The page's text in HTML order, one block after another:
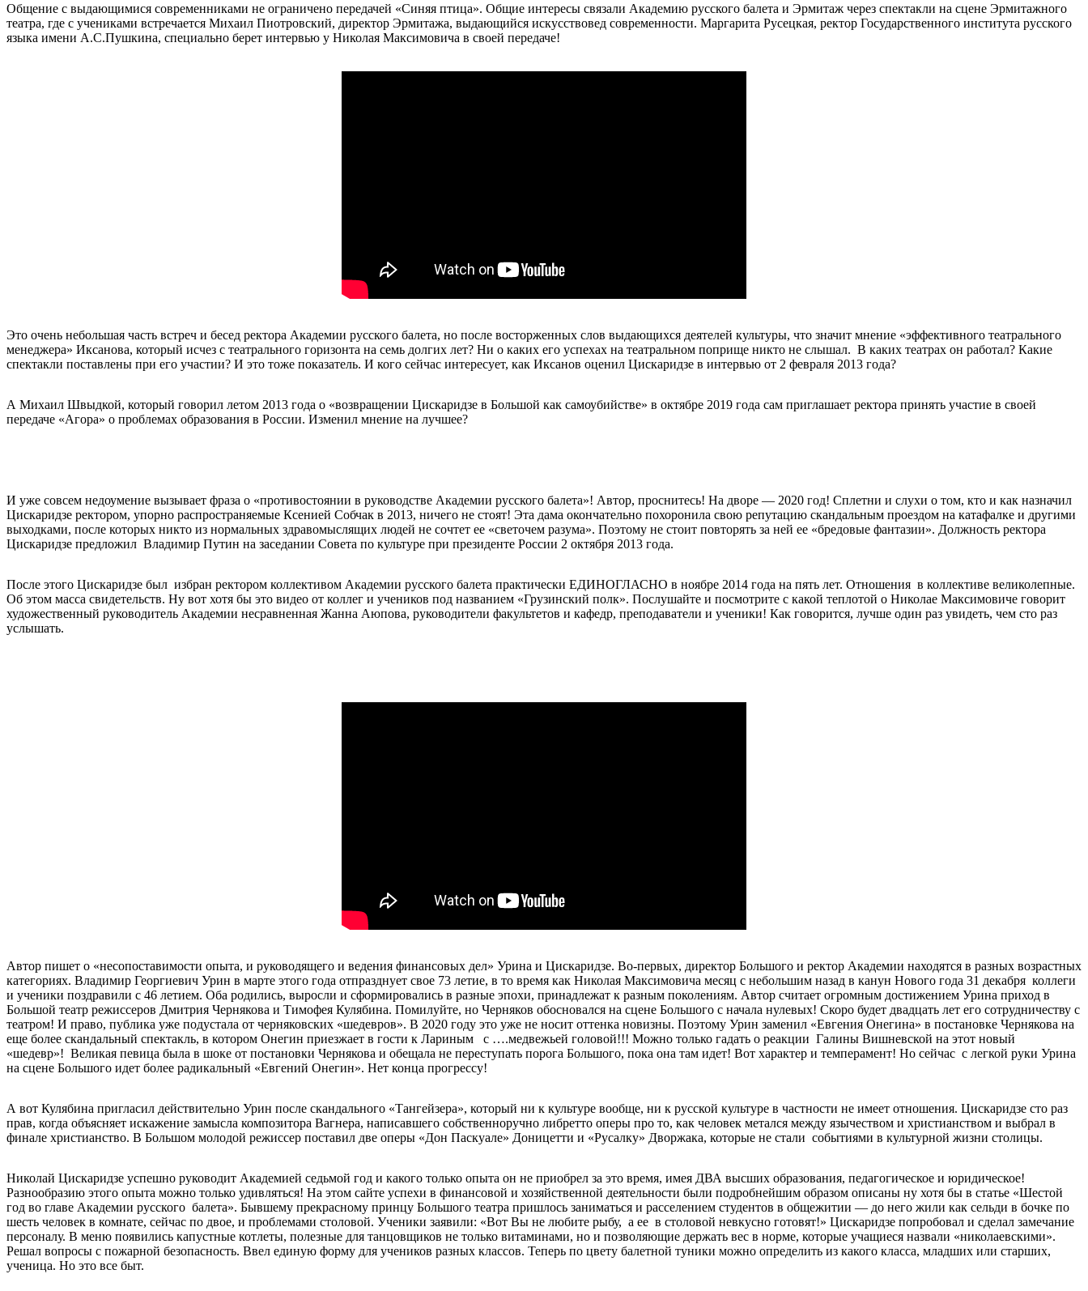
Общение с выдающимися современниками не ограничено передачей «Синяя птица». Общие интересы связали Академию русского балета и Эрмитаж через спектакли на сцене Эрмитажного
театра, где с учениками встречается Михаил Пиотровский, директор Эрмитажа, выдающийся искусствовед современности. Маргарита Русецкая, ректор Государственного института русского
языка имени А.С.Пушкина, специально берет интервью у Николая Максимовича в своей передаче!
Это очень небольшая часть встреч и бесед ректора Академии русского балета, но после восторженных слов выдающихся деятелей культуры, что значит мнение «эффективного театрального
менеджера» Иксанова, который исчез с театрального горизонта на семь долгих лет? Ни о каких его успехах на театральном поприще никто не слышал. В каких театрах он работал? Какие
спектакли поставлены при его участии? И это тоже показатель. И кого сейчас интересует, как Иксанов оценил Цискаридзе в интервью от 2 февраля 2013 года?
А Михаил Швыдкой, который говорил летом 2013 года о «возвращении Цискаридзе в Большой как самоубийстве» в октябре 2019 года сам приглашает ректора принять участие в своей
передаче «Агора» о проблемах образования в России. Изменил мнение на лучшее?
И уже совсем недоумение вызывает фраза о «противостоянии в руководстве Академии русского балета»! Автор, проснитесь! На дворе — 2020 год! Сплетни и слухи о том, кто и как назначил
Цискаридзе ректором, упорно распространяемые Ксенией Собчак в 2013, ничего не стоят! Эта дама окончательно похоронила свою репутацию скандальным проездом на катафалке и другими
выходками, после которых никто из нормальных здравомыслящих людей не сочтет ее «светочем разума». Поэтому не стоит повторять за ней ее «бредовые фантазии». Должность ректора
Цискаридзе предложил Владимир Путин на заседании Совета по культуре при президенте России 2 октября 2013 года.
После этого Цискаридзе был избран ректором коллективом Академии русского балета практически ЕДИНОГЛАСНО в ноябре 2014 года на пять лет. Отношения в коллективе великолепные.
Об этом масса свидетельств. Ну вот хотя бы это видео от коллег и учеников под названием «Грузинский полк». Послушайте и посмотрите с какой теплотой о Николае Максимовиче говорит
художественный руководитель Академии несравненная Жанна Аюпова, руководители факультетов и кафедр, преподаватели и ученики! Как говорится, лучше один раз увидеть, чем сто раз
услышать.
Автор пишет о «несопоставимости опыта, и руководящего и ведения финансовых дел» Урина и Цискаридзе. Во-первых, директор Большого и ректор Академии находятся в разных возрастных
категориях. Владимир Георгиевич Урин в марте этого года отпразднует свое 73 летие, в то время как Николая Максимовича месяц с небольшим назад в канун Нового года 31 декабря коллеги
и ученики поздравили с 46 летием. Оба родились, выросли и сформировались в разные эпохи, принадлежат к разным поколениям. Автор считает огромным достижением Урина приход в
Большой театр режиссеров Дмитрия Чернякова и Тимофея Кулябина. Помилуйте, но Черняков обосновался на сцене Большого с начала нулевых! Скоро будет двадцать лет его сотрудничеству с
театром! И право, публика уже подустала от черняковских «шедевров». В 2020 году это уже не носит оттенка новизны. Поэтому Урин заменил «Евгения Онегина» в постановке Чернякова на
еще более скандальный спектакль, в котором Онегин приезжает в гости к Лариным с ….медвежьей головой!!! Можно только гадать о реакции Галины Вишневской на этот новый
«шедевр»! Великая певица была в шоке от постановки Чернякова и обещала не переступать порога Большого, пока она там идет! Вот характер и темперамент! Но сейчас с легкой руки Урина
на сцене Большого идет более радикальный «Евгений Онегин». Нет конца прогрессу!
А вот Кулябина пригласил действительно Урин после скандального «Тангейзера», который ни к культуре вообще, ни к русской культуре в частности не имеет отношения. Цискаридзе сто раз
прав, когда объясняет искажение замысла композитора Вагнера, написавшего собственноручно либретто оперы про то, как человек метался между язычеством и христианством и выбрал в
финале христианство. В Большом молодой режиссер поставил две оперы «Дон Паскуале» Доницетти и «Русалку» Дворжака, которые не стали событиями в культурной жизни столицы.
Николай Цискаридзе успешно руководит Академией седьмой год и какого только опыта он не приобрел за это время, имея ДВА высших образования, педагогическое и юридическое!
Разнообразию этого опыта можно только удивляться! На этом сайте успехи в финансовой и хозяйственной деятельности были подробнейшим образом описаны ну хотя бы в статье «Шестой
год во главе Академии русского балета». Бывшему прекрасному принцу Большого театра пришлось заниматься и расселением студентов в общежитии — до него жили как сельди в бочке по
шесть человек в комнате, сейчас по двое, и проблемами столовой. Ученики заявили: «Вот Вы не любите рыбу, а ее в столовой невкусно готовят!» Цискаридзе попробовал и сделал замечание
персоналу. В меню появились капустные котлеты, полезные для танцовщиков не только витаминами, но и позволяющие держать вес в норме, которые учащиеся назвали «николаевскими».
Решал вопросы с пожарной безопасность. Ввел единую форму для учеников разных классов. Теперь по цвету балетной туники можно определить из какого класса, младших или старших,
ученица. Но это все быт.